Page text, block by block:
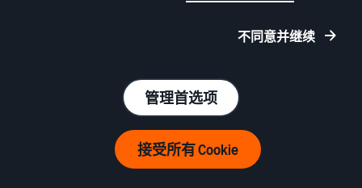
您的在线销售时装指南
不同意并继续
管理首选项
接受所有 Cookie